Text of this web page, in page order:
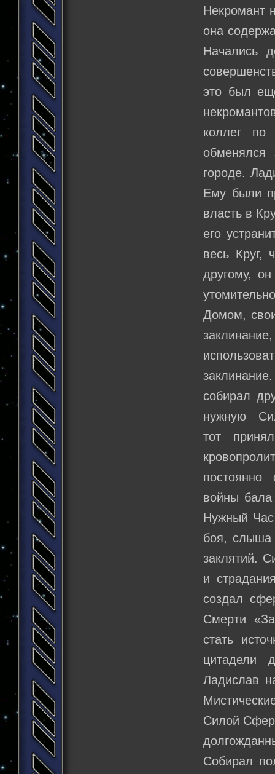
Некромант
она
Начались
это был
коллег
городе.
Ему были
власть в
его
весь Круг,
другому,
Домом,
собирал
нужную
тот
постоянно
войны
Нужный
боя, слыша
заклятий.
и
создал
Смерти
стать
цитадели
Ладислав
Силой
Собирал